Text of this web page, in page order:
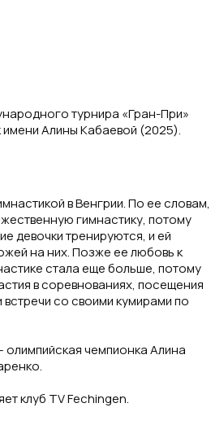
турнира «Гран-При»
Алины Кабаевой (2025).
в Венгрии. По ее словам,
гимнастику, потому
девочки тренируются, и ей
на них. Позже ее любовь к
стала еще больше, потому
в соревнованиях, посещения
со своими кумирами по
чемпионка Алина
клуб TV Fechingen.